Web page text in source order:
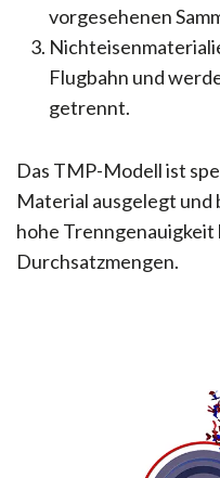
vorgesehenen
Flugbahn und
getrennt.
Das TMP-Modell ist
Material ausgelegt
hohe Trenngenauigkeit
Durchsatzmengen.